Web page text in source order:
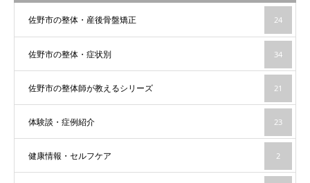
佐野市の整体・産後骨盤矯正 24
佐野市の整体・症状別 34
佐野市の整体師が教えるシリーズ 21
体験談・症例紹介 23
健康情報・セルフケア 2